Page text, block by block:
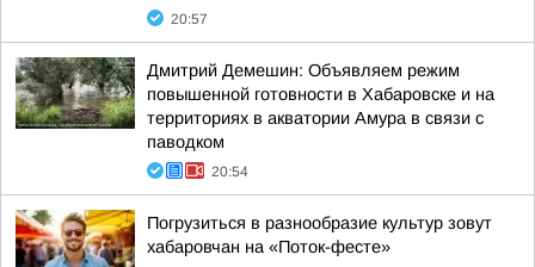
20:57
Дмитрий Демешин: Объявляем режим
повышенной готовности в Хабаровске и на
территориях в акватории Амура в связи с
паводком
20:54
Погрузиться в разнообразие культур зовут
хабаровчан на «Поток-фесте»